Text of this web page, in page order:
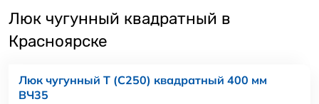
Люк чугунный квадратный в
Красноярске
Люк чугунный Т (С250) квадратный 400 мм
ВЧ35